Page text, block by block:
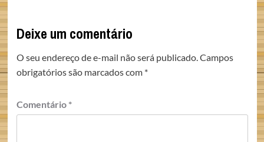
Deixe um comentário
O seu endereço de e-mail não será publicado. Campos
obrigatórios são marcados com *
Comentário *